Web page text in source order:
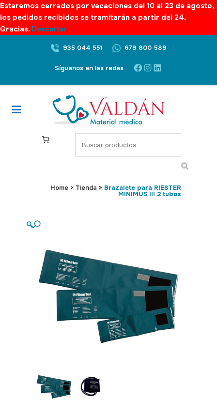
Estaremos cerrados por vacaciones del 10 al 23 de agosto,
los pedidos recibidos se tramitarán a partir del 24.
Gracias. Descartar
935 044 551 679 800 589
Síguenos en las redes Facebook
Instagram
LinkedIn
S
e
c
Home > Tienda > Brazalete para RIESTER
MINIMUS III 2 tubos
🔍